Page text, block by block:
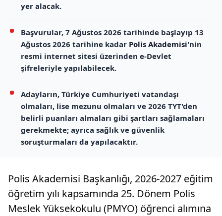
yer alacak.
Başvurular, 7 Ağustos 2026 tarihinde başlayıp 13
Ağustos 2026 tarihine kadar Polis Akademisi'nin
resmi internet sitesi üzerinden e-Devlet
şifreleriyle yapılabilecek.
Adayların, Türkiye Cumhuriyeti vatandaşı
olmaları, lise mezunu olmaları ve 2026 TYT'den
belirli puanları almaları gibi şartları sağlamaları
gerekmekte; ayrıca sağlık ve güvenlik
soruşturmaları da yapılacaktır.
Polis Akademisi Başkanlığı, 2026-2027 eğitim
öğretim yılı kapsamında 25. Dönem Polis
Meslek Yüksekokulu (PMYO) öğrenci alımına